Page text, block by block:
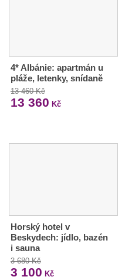
4* Albánie: apartmán u
pláže, letenky, snídaně
13 460 Kč
13 360 Kč
Horský hotel v
Beskydech: jídlo, bazén
i sauna
3 680 Kč
3 100 Kč